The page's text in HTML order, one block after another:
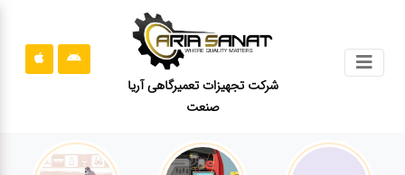
شرکت تجهیزات تعمیرگاهی آریا
صنعت
قوانین